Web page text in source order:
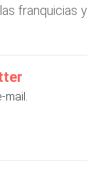
franquicias y
mail.